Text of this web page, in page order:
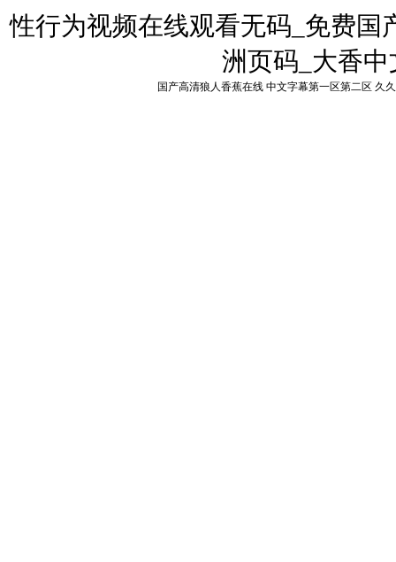
性行为视频在线观看无码_免费
洲页码_大香
国产高清狼人香蕉在线 中文字幕第一区第二区 久